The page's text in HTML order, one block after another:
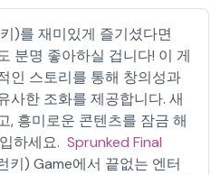
)를 재미있게 즐기셨다면
분명 좋아하실 겁니다! 이 게
인 스토리를 통해 창의성과
사한 조화를 제공합니다. 새
, 흥미로운 콘텐츠를 잠금 해
하세요. Sprunked Final
키) Game에서 끝없는 엔터